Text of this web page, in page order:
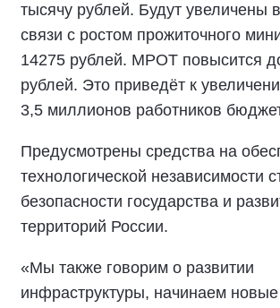
тысячу рублей. Будут увеличены
связи с ростом прожиточного
14275 рублей. МРОТ повысится
рублей. Это приведёт к
3,5 миллионов работников
Предусмотрены средства на
технологической независимости
безопасности государства и
территорий России.
«Мы также говорим о развитии
инфраструктуры, начинаем